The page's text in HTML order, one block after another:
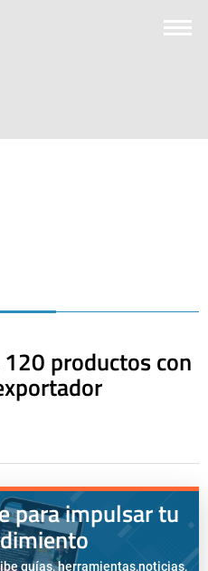
productos con
para impulsar tu
guías, herramientas,noticias,